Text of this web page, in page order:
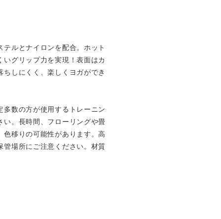
ルとナイロンを配合。ホット
グリップ力を実現！表面はカ
しにくく、楽しくヨガができ
数の方が使用するトレーニン
い。長時間、フローリングや畳
移りの可能性があります。高
管場所にご注意ください。材質